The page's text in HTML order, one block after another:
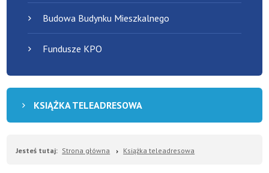
Budowa Budynku Mieszkalnego
Fundusze KPO
KSIĄŻKA TELEADRESOWA
Jesteś tutaj: Strona główna Książka teleadresowa